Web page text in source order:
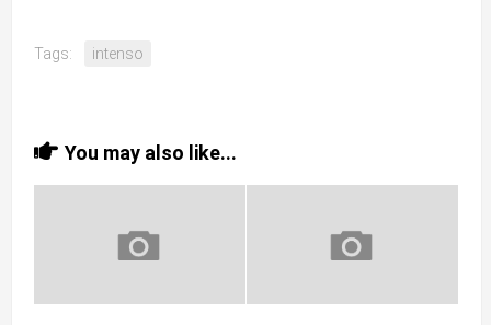
Tags: intenso
You may also like...